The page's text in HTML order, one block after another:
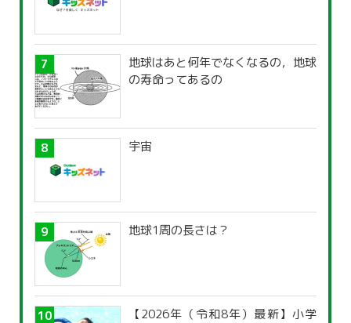
地球はあと何年でなくなるの，地球
の寿命ってあるの
宇宙
地球1周の長さは？
【2026年（令和8年）最新】小学